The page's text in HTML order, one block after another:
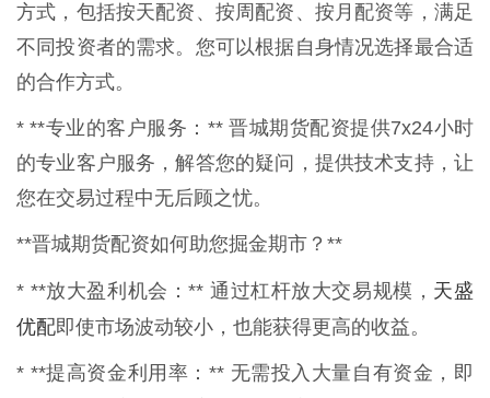
方式，包括按天配资、按周配资、按月配资等，满足
不同投资者的需求。您可以根据自身情况选择最合适
的合作方式。
* **专业的客户服务：** 晋城期货配资提供7x24小时
的专业客户服务，解答您的疑问，提供技术支持，让
您在交易过程中无后顾之忧。
**晋城期货配资如何助您掘金期市？**
* **放大盈利机会：** 通过杠杆放大交易规模， 天盛
优配即使市场波动较小，也能获得更高的收益。
* **提高资金利用率：** 无需投入大量自有资金，即